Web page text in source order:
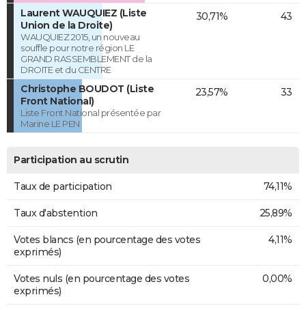
Laurent WAUQUIEZ (Liste
Union de la Droite)
WAUQUIEZ 2015, un nouveau
souffle pour notre région LE
GRAND RASSEMBLEMENT de la
DROITE et du CENTRE
30,71% 43
Christophe BOUDOT (Liste
Front National)
Liste Front National présentée par
Marine LE PEN
23,57% 33
Participation au scrutin
Taux de participation 74,11%
Taux d'abstention 25,89%
Votes blancs (en pourcentage des votes
exprimés)
4,11%
Votes nuls (en pourcentage des votes
exprimés)
0,00%